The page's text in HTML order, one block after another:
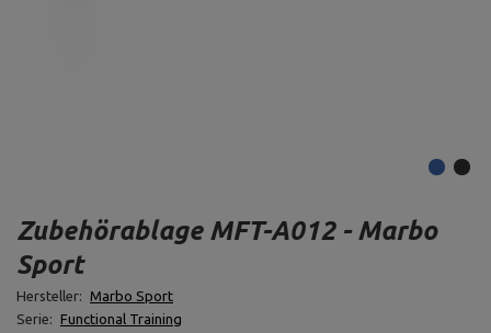
Zubehörablage MFT-A012 - Marbo
Sport
Hersteller: Marbo Sport
Serie: Functional Training